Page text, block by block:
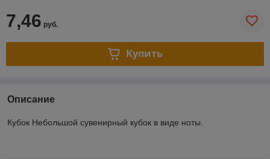
7,46 руб.
Купить
Описание
Кубок Небольшой сувенирный кубок в виде ноты.